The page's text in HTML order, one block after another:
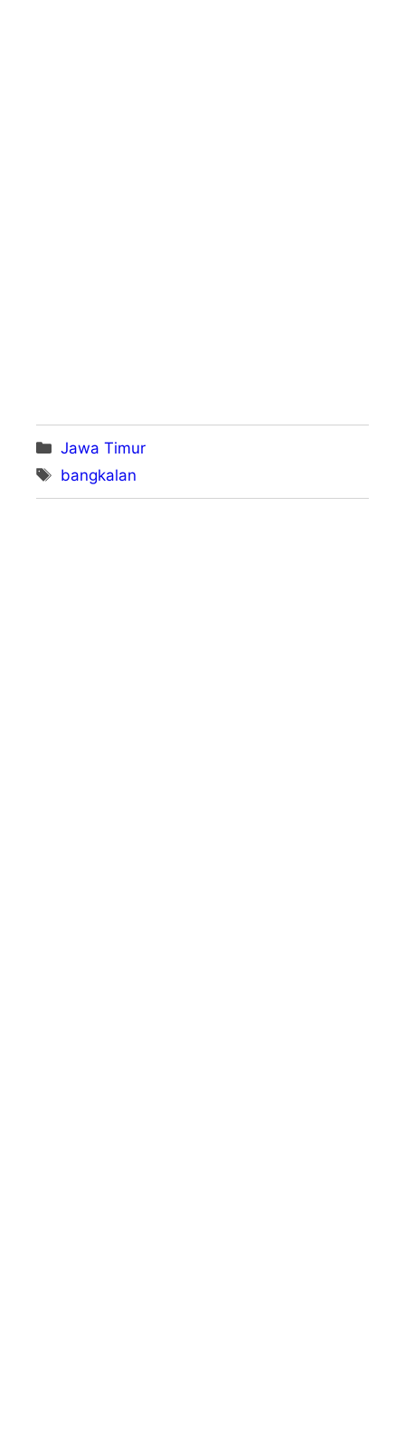
Kategori
Jawa Timur
Tag
bangkalan